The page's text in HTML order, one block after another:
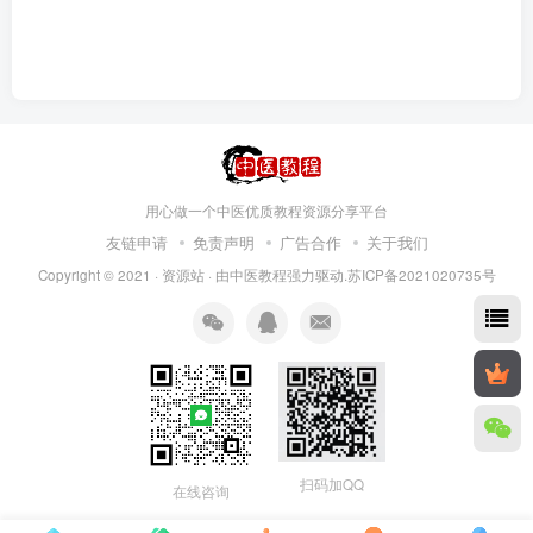
用心做一个中医优质教程资源分享平台
友链申请 免责声明 广告合作 关于我们
Copyright © 2021 · 资源站· 由中医教程强力驱动.苏ICP备2021020735号
在线咨询 扫码加QQ